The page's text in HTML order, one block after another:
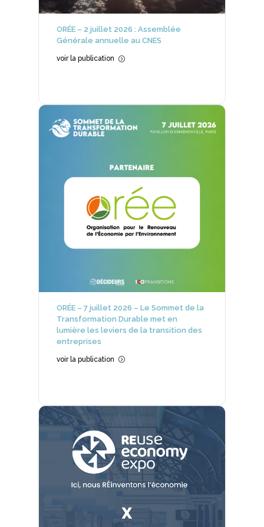
ORÉE – 2 juillet 2026 : Assemblée
Générale annuelle au CNES
voir la publication =
ORÉE – 7 juillet 2026 – Le Sommet de la
Transformation Durable met en
lumière les leviers de la transition des
entreprises
voir la publication =